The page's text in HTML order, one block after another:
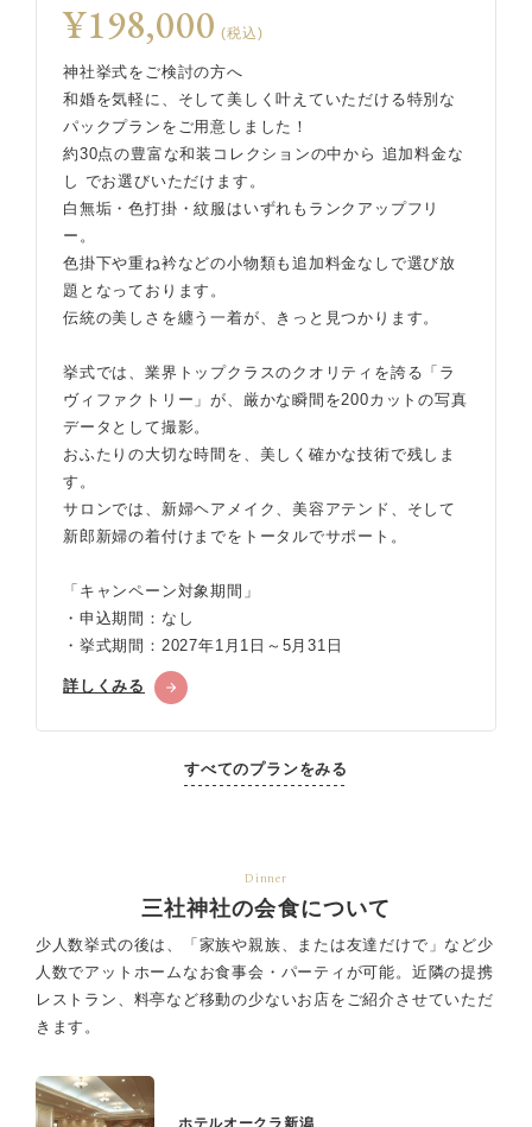
¥198,000 (税込)
神社挙式をご検討の方へ
和婚を気軽に、そして美しく叶えていただける特別な
パックプランをご用意しました！
約30点の豊富な和装コレクションの中から 追加料金な
し でお選びいただけます。
白無垢・色打掛・紋服はいずれもランクアップフリ
ー。
色掛下や重ね衿などの小物類も追加料金なしで選び放
題となっております。
伝統の美しさを纏う一着が、きっと見つかります。
挙式では、業界トップクラスのクオリティを誇る「ラ
ヴィファクトリー」が、厳かな瞬間を200カットの写真
データとして撮影。
おふたりの大切な時間を、美しく確かな技術で残しま
す。
サロンでは、新婦ヘアメイク、美容アテンド、そして
新郎新婦の着付けまでをトータルでサポート。
「キャンペーン対象期間」
・申込期間：なし
・挙式期間：2027年1月1日～5月31日
詳しくみる
すべてのプランをみる
Dinner
三社神社の会食について
少人数挙式の後は、「家族や親族、または友達だけで」など少
人数でアットホームなお食事会・パーティが可能。 近隣の提携
レストラン、料亭など移動の少ないお店をご紹介させていただ
きます。
ホテルオークラ新潟